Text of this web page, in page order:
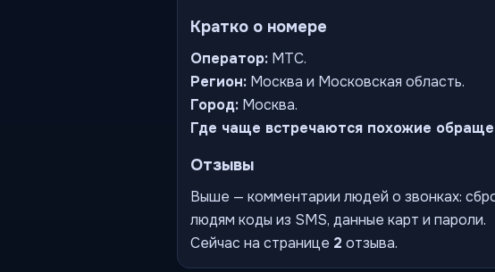
Кратко о номере
Оператор: МТС.
Регион: Москва и Московская область.
Город: Москва.
Где чаще встречаются похожие
Отзывы
Выше — комментарии людей о звонках:
людям коды из SMS, данные карт и пароли.
Сейчас на странице 2 отзыва.